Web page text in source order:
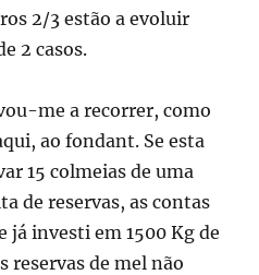
2/3 estão a evoluir
2 casos.
me a recorrer, como
ao fondant. Se esta
15 colmeias de uma
de reservas, as contas
já investi em 1500 Kg de
reservas de mel não